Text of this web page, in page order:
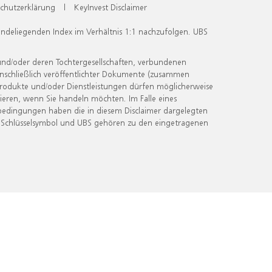
| KeyInvest Disclaimer
Index im Verhältnis 1:1 nachzufolgen. UBS
oder deren Tochtergesellschaften, verbundenen
veröffentlichter Dokumente (zusammen
und/oder Dienstleistungen dürfen möglicherweise
wenn Sie handeln möchten. Im Falle eines
haben die in diesem Disclaimer dargelegten
und UBS gehören zu den eingetragenen